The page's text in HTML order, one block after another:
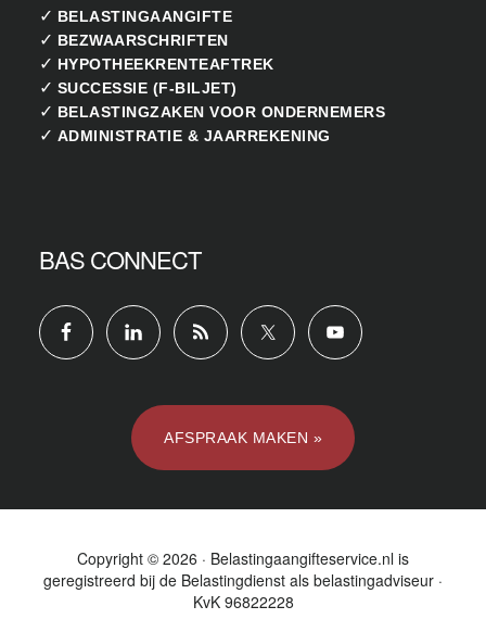
✓ BELASTINGAANGIFTE
✓ BEZWAARSCHRIFTEN
✓ HYPOTHEEKRENTEAFTREK
✓ SUCCESSIE (F-BILJET)
✓ BELASTINGZAKEN VOOR ONDERNEMERS
✓ ADMINISTRATIE & JAARREKENING
BAS CONNECT
AFSPRAAK MAKEN »
Copyright © 2026 · Belastingaangifteservice.nl is
geregistreerd bij de Belastingdienst als belastingadviseur ·
KvK 96822228